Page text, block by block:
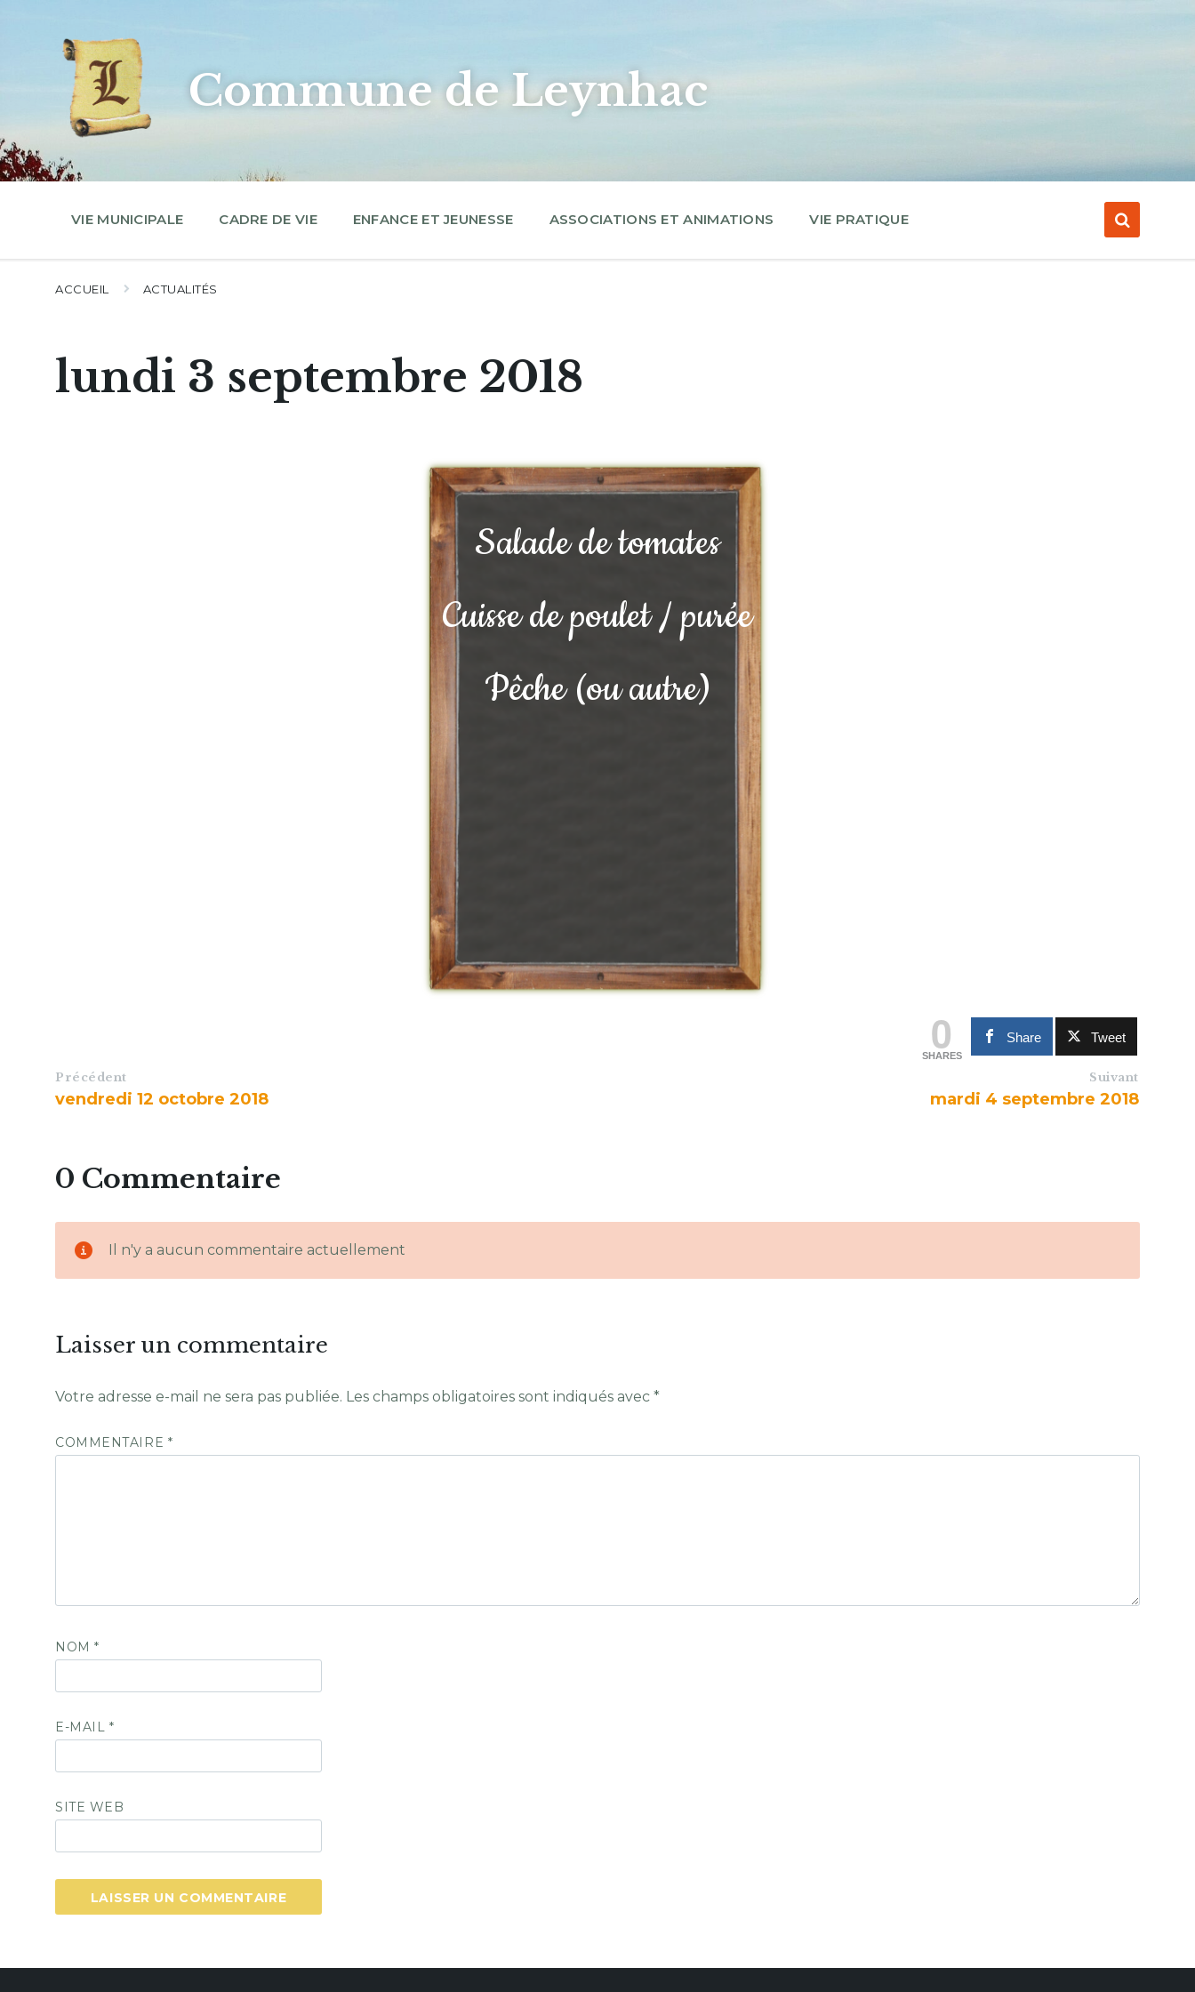
navigation
Commune de Leynhac
VIE MUNICIPALE CADRE DE VIE ENFANCE ET JEUNESSE ASSOCIATIONS ET ANIMATIONS VIE PRATIQUE
ACCUEIL ACTUALITÉS
lundi 3 septembre 2018
Salade de tomates
Cuisse de poulet / purée
Pêche (ou autre)
0
SHARES
Share Tweet
Précédent
vendredi 12 octobre 2018
Suivant
mardi 4 septembre 2018
0 Commentaire
Il n'y a aucun commentaire actuellement
Laisser un commentaire
Votre adresse e-mail ne sera pas publiée. Les champs obligatoires sont indiqués avec *
COMMENTAIRE *
NOM*
E-MAIL *
SITE WEB